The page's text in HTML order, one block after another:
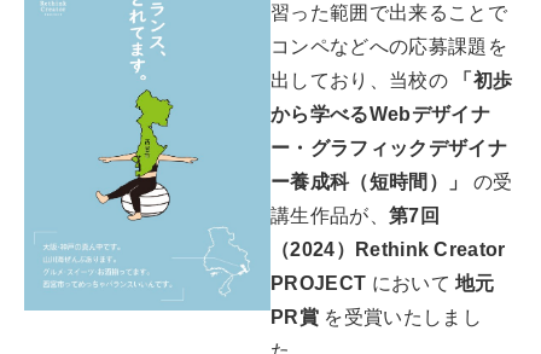
習った範囲で出来ることで
コンペなどへの応募課題を
出しており、当校の
「初歩
から学べるWebデザイナ
ー・グラフィックデザイナ
ー養成科（短時間）」
の受
講生作品が、 第7回
（2024）Rethink Creator
PROJECT において地元
PR賞を受賞いたしまし